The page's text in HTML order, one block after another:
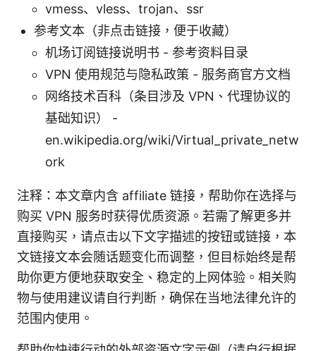
vmess、vless、trojan、ssr
参考文本（非点击链接，便于收藏）
机场订阅链接说明书 - 参考资料目录
VPN 使用规范与隐私政策 - 服务商官方文档
网络技术百科（条目涉及 VPN、代理协议的
基础知识） -
en.wikipedia.org/wiki/Virtual_private_netw
ork
注释：本文章内含 affiliate 链接，帮助你在选择与
购买 VPN 服务时获得优质资源。若需了解更多并
直接购买，请点击以下文字描述的按钮或链接，本
文链接文本会随话题变化而调整，但目标始终是帮
助你更方便地获取安全、稳定的上网体验。相关购
物与使用建议请自行判断，确保在当地法律允许的
范围内使用。